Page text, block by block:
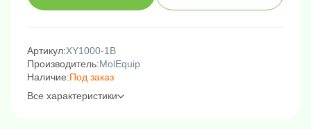
Артикул:XY1000-1B
Производитель:MolEquip
Наличие:Под заказ
Все характеристики